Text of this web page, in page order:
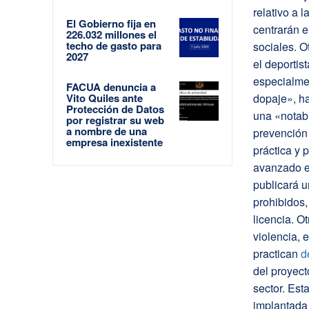
El Gobierno fija en
226.032 millones el
techo de gasto para
2027
FACUA denuncia a
Vito Quiles ante
Protección de Datos
por registrar su web
a nombre de una
empresa inexistente
relativo a
centrarán
sociales.
el
dopaje»,
una
práctica y
avanzado
publicará
licencia.
violencia,
practican
del
sector.